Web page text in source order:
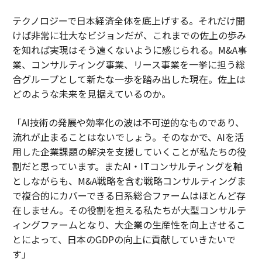
テクノロジーで日本経済全体を底上げする。それだけ聞
けば非常に壮大なビジョンだが、これまでの佐上の歩み
を知れば実現はそう遠くないように感じられる。M&A事
業、コンサルティング事業、リース事業を一挙に担う総
合グループとして新たな一歩を踏み出した現在。佐上は
どのような未来を見据えているのか。
「AI技術の発展や効率化の波は不可逆的なものであり、
流れが止まることはないでしょう。そのなかで、AIを活
用した企業課題の解決を支援していくことが私たちの役
割だと思っています。またAI・ITコンサルティングを軸
としながらも、M&A戦略を含む戦略コンサルティングま
で複合的にカバーできる日系総合ファームはほとんど存
在しません。その役割を担える私たちが大型コンサルテ
ィングファームとなり、大企業の生産性を向上させるこ
とによって、日本のGDPの向上に貢献していきたいで
す」